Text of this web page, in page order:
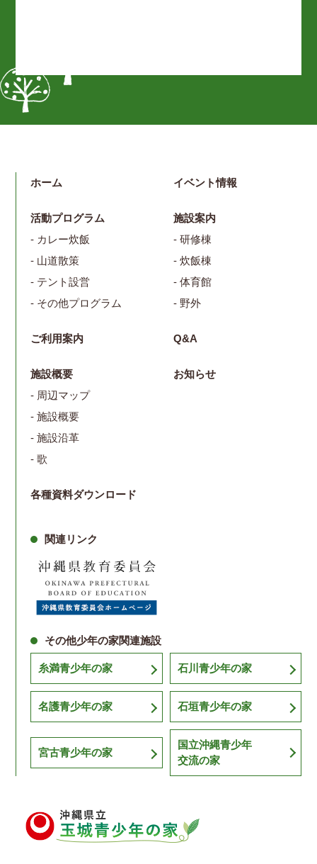
ホーム イベント情報
活動プログラム
- カレー炊飯
- 山道散策
- テント設営
- その他プログラム
施設案内
- 研修棟
- 炊飯棟
- 体育館
- 野外
ご利用案内 Q&A
施設概要
- 周辺マップ
- 施設概要
- 施設沿革
- 歌
お知らせ
各種資料ダウンロード
関連リンク
その他少年の家関連施設
糸満青少年の家 石川青少年の家
名護青少年の家 石垣青少年の家
宮古青少年の家
国立沖縄青少年
交流の家